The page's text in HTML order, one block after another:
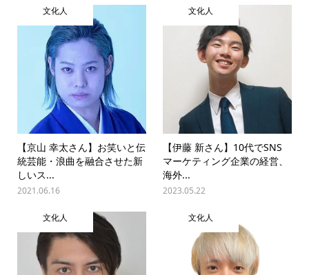
文化人
【京山 幸太さん】お笑いと伝
統芸能・浪曲を融合させた新
しいス...
2021.06.16
文化人
【伊藤 新さん】10代でSNS
マーケティング企業の経営、
海外...
2023.05.22
文化人 文化人